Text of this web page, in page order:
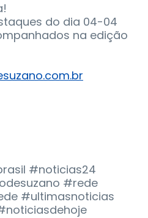
do dia 04-04
na edição
#noticias24
#rede
#ultimasnoticias